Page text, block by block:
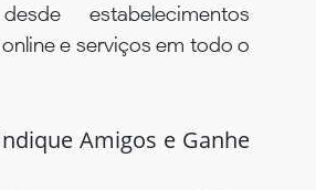
desde estabelecimentos
e serviços em todo o
Amigos e Ganhe